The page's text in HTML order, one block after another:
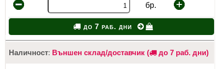
бр.
до 7 раб. дни
Наличност: Външен склад/доставчик ( до 7 раб. дни)